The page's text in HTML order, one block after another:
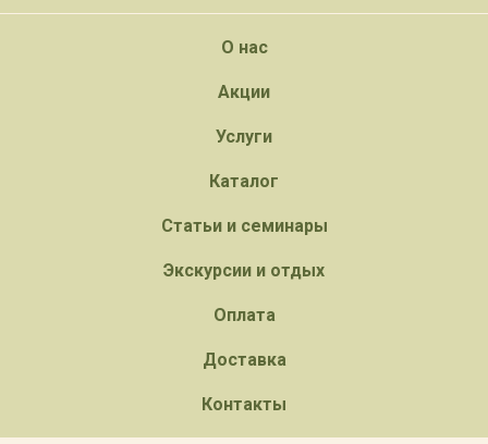
О нас
Акции
Услуги
Каталог
Статьи и семинары
Экскурсии и отдых
Оплата
Доставка
Контакты